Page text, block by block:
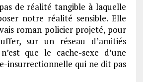
de réalité tangible à laquelle
notre réalité sensible. Elle
roman policier projeté, pour
sur un réseau d’amitiés
que le cache-sexe d’une
insurrectionnelle qui ne dit pas